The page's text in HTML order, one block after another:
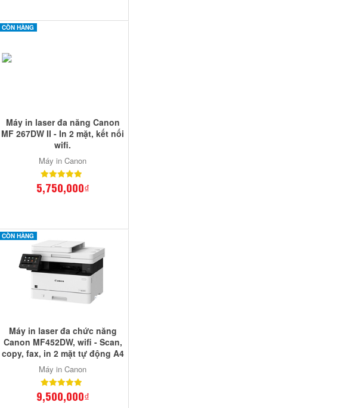
CÒN HÀNG
Máy in laser đa năng Canon
MF 267DW II - In 2 mặt, kết nối
wifi.
Máy in Canon
5,750,000₫
CÒN HÀNG
Máy in laser đa chức năng
Canon MF452DW, wifi - Scan,
copy, fax, in 2 mặt tự động A4
Máy in Canon
9,500,000₫